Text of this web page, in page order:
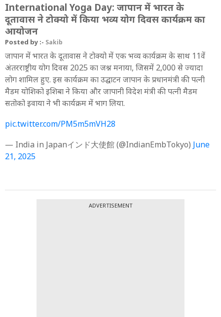
International Yoga Day: जापान में भारत के
दूतावास ने टोक्यो में किया भव्य योग दिवस कार्यक्रम का
आयोजन
Posted by :- Sakib
जापान में भारत के दूतावास ने टोक्यो में एक भव्य कार्यक्रम के साथ 11वें
अंतरराष्ट्रीय योग दिवस 2025 का जश्न मनाया, जिसमें 2,000 से ज्यादा
लोग शामिल हुए. इस कार्यक्रम का उद्घाटन जापान के प्रधानमंत्री की पत्नी
मैडम योशिको इशिबा ने किया और जापानी विदेश मंत्री की पत्नी मैडम
सतोको इवाया ने भी कार्यक्रम में भाग लिया.
pic.twitter.com/PM5m5mVH28
— India in Japanインド大使館 (@IndianEmbTokyo) June
21, 2025
ADVERTISEMENT